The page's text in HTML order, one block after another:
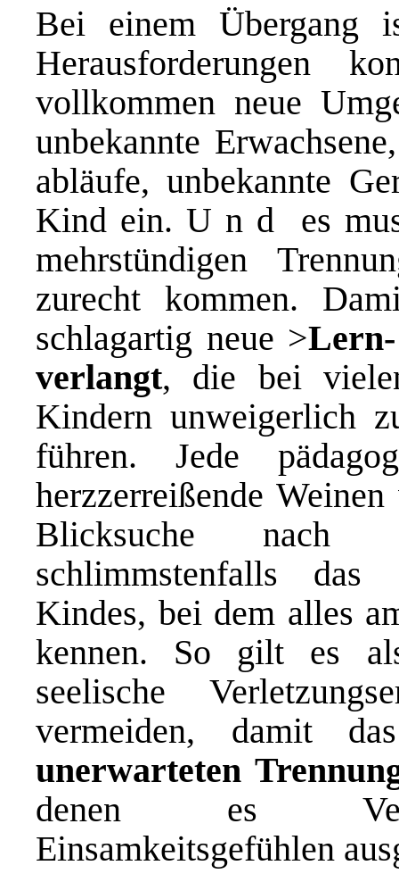
Bei einem Übergang
Herausforderungen
vollkommen neue
unbekannte
abläufe, unbekannte
Kind ein. U n d es
mehrstündigen
zurecht kommen.
schlagartig neue >Lern-
verlangt, die bei
Kindern unweigerlich
führen. Jede
herzzerreißende
Blicksuche nach
schlimmstenfalls das
Kindes, bei dem alles
kennen. So gilt es
seelische
vermeiden, damit
unerwarteten
denen es
Einsamkeitsgefühlen